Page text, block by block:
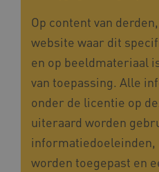
Op content van
website waar dit
en op beeldmateriaal
van toepassing. Alle
onder de licentie op
uiteraard worden
worden toegepast en
_ga_NWZZME161M